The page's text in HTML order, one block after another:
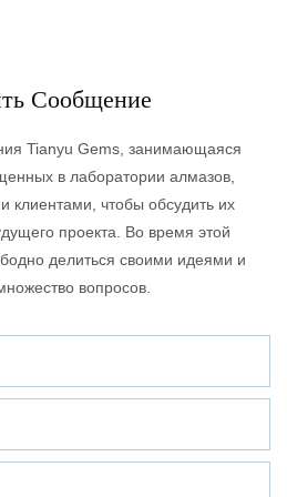
Сообщение
Tianyu Gems, занимающаяся
в лаборатории алмазов,
клиентами, чтобы обсудить их
проекта. Во время этой
делиться своими идеями и
вопросов.